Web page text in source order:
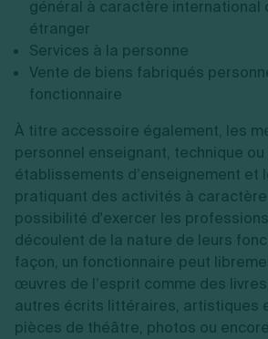
général à caractère international
étranger
Services à la personne
Vente de biens fabriqués
fonctionnaire
À titre accessoire également, les
personnel enseignant, technique
établissements d’enseignement et
pratiquant des activités à
possibilité d'exercer les
découlent de la nature de leurs
façon, un fonctionnaire peut
œuvres de l’esprit comme des
autres écrits littéraires, artistiques
pièces de théâtre, photos ou